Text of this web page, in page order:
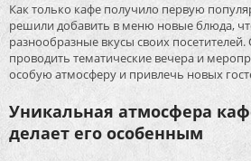
Как только кафе получило первую
решили добавить в меню новые блюда,
разнообразные вкусы своих
проводить тематические вечера и
особую атмосферу и привлечь новых
Уникальная атмосфера
делает его особенным